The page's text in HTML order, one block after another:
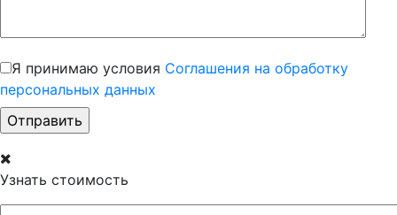
Я принимаю условия Соглашения на обработку
персональных данных
Узнать стоимость